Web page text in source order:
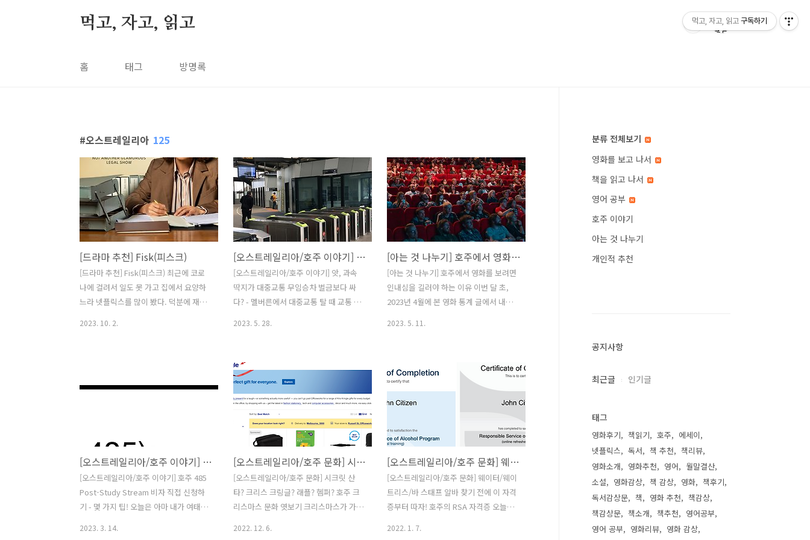
먹고, 자고, 읽고
홈 태그 방명록
오스트레일리아 125
[드라마 추천] Fisk(피스크)
[드라마 추천] Fisk(피스크) 최근에 코로
나에 걸려서 일도 못 가고 집에서 요양하
느라 넷플릭스를 많이 봤다. 덕분에 재미
온 제목이다. 극 중 배경은 멜버른으로, 시
한 교외 지역에 있는 ‘그루버 & 그루버
(Gruber & Gruber)’라는, 공증과 유언장
을 전문으로 하는 허름한 변호사 사무실
에 일자리를 얻고, 거기에서 사소하기 짝
이 없는 사건들을 맡아 나간다. 드라마에
2023. 10. 2.
[오스트레일리아/호주 이야기] 앗, 과속 딱지가 대중교통 무임승차 벌금보다 싸다? - 멜버른에서 대중교통 탈 때 교통 카드를 꼭 찍어야 하는 이유
[오스트레일리아/호주 이야기] 앗, 과속
딱지가 대중교통 무임승차 벌금보다 싸
다? - 멜버른에서 대중교통 탈 때 교통 카
구경하게 됐다. 이 ‘빅 재미’ 장면을 설명
하기 전에 대략적으로 사전 지식을 설명
할 필요가 있다. 호주 빅토리아 주에서는
기차나 트램, 버스 등 대중교통을 ‘마이키
(MyKi)’라는 교통카드로 이용할 수 있다.
우리나라에서는 탑승할 때와 하차할 때
각각 한 번씩 총 두 번 카드를 찍지만 여기
에선 그냥 탑승할 때 한 번만 찍으면 된다.
만약 중간에 내려서 다른 걸로 갈아탄다
고 하면 그때 탑승 시 다시 찍으면 된다.
CBD에 있는 ‘무료 트램 존’에서는 탑승할
2023. 5. 28.
[아는 것 나누기] 호주에서 영화를 보려면 인내심을 길러야 하는 이유
[아는 것 나누기] 호주에서 영화를 보려면
인내심을 길러야 하는 이유 이번 달 초,
2023년 4월에 본 영화 통계 글에서 내가
에서 체류하는 외국인들과 호주인들 모두
이에 동의하리라고 본다. 가장 최근의 예
시를 들자면, 신카이 마코토 감독의 애니
년 11월 11일에 개봉했고 한국에서는
2023년 3월 8일에 개봉했다. 호주에서
는? 2023년 4월 13일이었다. 4월 말에 한
국에서 500만 관객을 돌파할 거라는 예측
이 돌았지만 (기사), 나는 이미 ‘어차피 이
만큼 늦은 거, 넷플릭스나 아마존 프라임
2023. 5. 11.
[오스트레일리아/호주 이야기] 호주 485 Post-Study Stream 비자 직접 신청하기 - 몇 가지 팁!
[오스트레일리아/호주 이야기] 호주 485
Post-Study Stream 비자 직접 신청하
기 - 몇 가지 팁! 오늘은 아마 내가 여태까
2023. 3. 14.
[오스트레일리아/호주 문화] 시크릿 산타? 크리스 크링글? 래플? 헴퍼? 호주 크리스마스 문화 엿보기
[오스트레일리아/호주 문화] 시크릿 산
타? 크리스 크링글? 래플? 헴퍼? 호주 크
리스마스 문화 엿보기 크리스마스가 가까
2022. 12. 6.
[오스트레일리아/호주 문화] 웨이터/웨이트리스/바 스태프 알바 찾기 전에 이 자격증부터 따자! 호주의 RSA 자격증
[오스트레일리아/호주 문화] 웨이터/웨이
트리스/바 스태프 알바 찾기 전에 이 자격
증부터 따자! 호주의 RSA 자격증 오늘은
2022. 1. 7.
분류 전체보기
영화를 보고 나서
책을 읽고 나서
영어 공부
호주 이야기
아는 것 나누기
개인적 추천
공지사항
최근글 인기글
태그
영화후기 책읽기 호주
에세이
넷플릭스
독서 책 추천
책리뷰
영화소개
영화추천 영어
월말결산
소설
영화감상 책 감상 영화
책후기
독서감상문
책 영화 추천
책감상
책감상문
책소개 책추천
영어공부
영어 공부
영화리뷰
영화 감상
먹고, 자고, 읽고 구독하기